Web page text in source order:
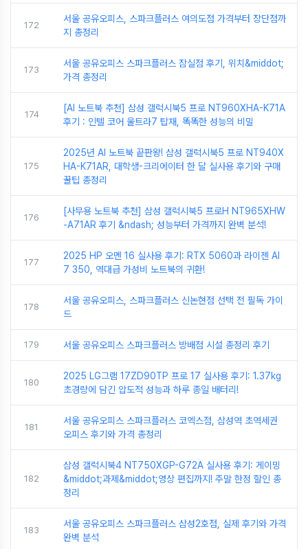
172
서울 공유오피스, 스파크플러스 여의도점 가격부터 장단점까
지 총정리
173
서울 공유오피스 스파크플러스 잠실점 후기, 위치&middot;
가격 총정리
174
[AI 노트북 추천] 삼성 갤럭시북5 프로 NT960XHA-K71A
후기 : 인텔 코어 울트라7 탑재, 똑똑한 성능의 비밀
175
2025년 AI 노트북 끝판왕! 삼성 갤럭시북5 프로 NT940X
HA-K71AR, 대학생-크리에이터 한 달 실사용 후기와 구매
꿀팁 총정리
176
[사무용 노트북 추천] 삼성 갤럭시북5 프로H NT965XHW
-A71AR 후기 &ndash; 성능부터 가격까지 완벽 분석!
177
2025 HP 오멘 16 실사용 후기: RTX 5060과 라이젠 AI
7 350, 역대급 가성비 노트북의 귀환!
178
서울 공유오피스, 스파크플러스 신논현점 선택 전 필독 가이
드
179 서울 공유오피스 스파크플러스 방배점 시설 총정리 후기
180
2025 LG그램 17ZD90TP 프로 17 실사용 후기: 1.37kg
초경량에 담긴 압도적 성능과 하루 종일 배터리!
181
서울 공유오피스 스파크플러스 코엑스점, 삼성역 초역세권
오피스 후기와 가격 총정리
182
삼성 갤럭시북4 NT750XGP-G72A 실사용 후기: 게이밍
&middot;과제&middot;영상 편집까지! 주말 한정 할인 총
정리
183
서울 공유오피스 스파크플러스 삼성2호점, 실제 후기와 가격
완벽 분석